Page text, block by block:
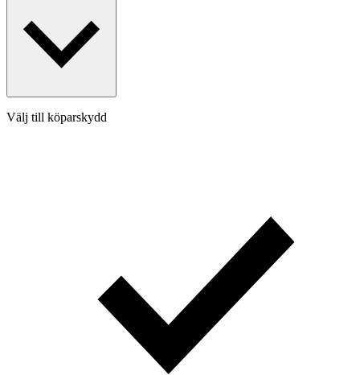
Välj till köparskydd